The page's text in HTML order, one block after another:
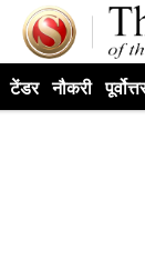
टेंडर नौकरी